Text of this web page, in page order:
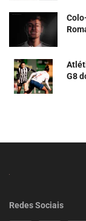
G8
Redes Sociais